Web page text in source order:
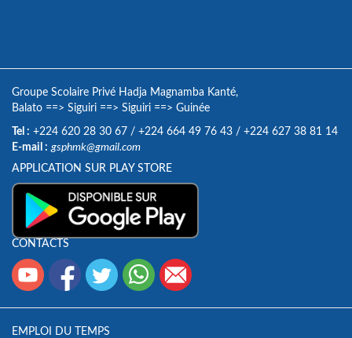
Groupe Scolaire Privé Hadja Magnamba Kanté,
Balato ==> Siguiri ==> Siguiri ==> Guinée
Tel : +224 620 28 30 67 / +224 664 49 76 43 / +224 627 38 81 14
E-mail : gsphmk@gmail.com
APPLICATION SUR PLAY STORE
CONTACTS
EMPLOI DU TEMPS